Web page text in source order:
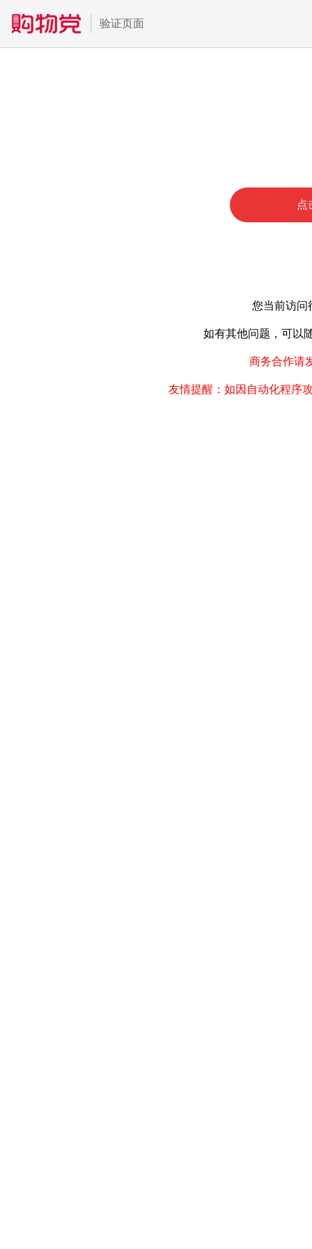
验证页面
点
您当前访问
如有其他问题，可以
商务合作请
友情提醒：如因自动化程序